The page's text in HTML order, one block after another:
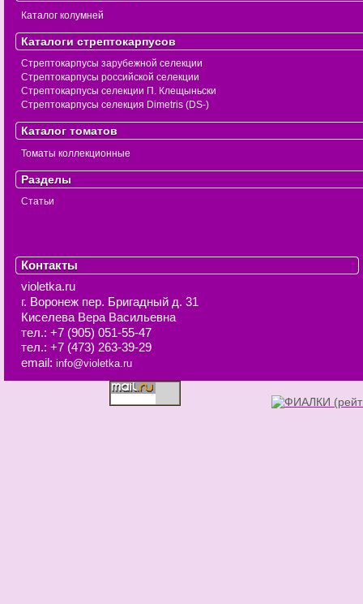
Каталог колумней
Каталоги стрептокарпусов
Стрептокарпусы зарубежной селекции
Стрептокарпусы российской селекции
Стрептокарпусы селекции П. Клещыньски
Стрептокарпусы селекция Dimetris (DS-)
Каталог томатов
Томаты коллекционные
Разделы
Статьи
Контакты
violetka.ru
г. Воронеж пер. Бригадный д. 31
Киселева Вера Васильевна
тел.: +7 (905) 051-55-47
тел.: +7 (473) 263-39-29
email: info@violetka.ru